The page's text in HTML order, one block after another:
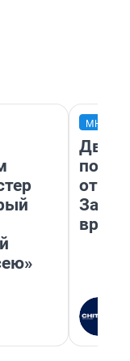
Два
от